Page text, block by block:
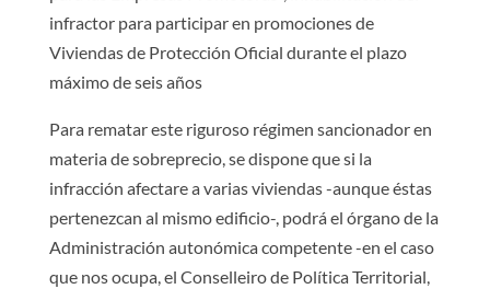
infractor para participar en promociones de
Viviendas de Protección Oficial durante el plazo
máximo de seis años
Para rematar este riguroso régimen sancionador en
materia de sobreprecio, se dispone que si la
infracción afectare a varias viviendas -aunque éstas
pertenezcan al mismo edificio-, podrá el órgano de la
Administración autonómica competente -en el caso
que nos ocupa, el Conselleiro de Política Territorial,